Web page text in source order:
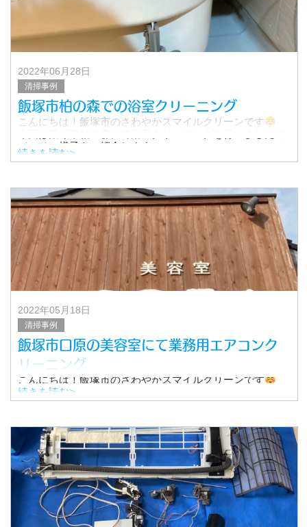
2022年06月28日
清掃事例
飯塚市柏の森での浴室クリーニング
こんにちは！飯塚市のさわやかスマイルクリーンです
で、その様子をご紹介します。
続きを読む>
2022年05月18日
清掃事例
飯塚市口原の美容室にて業務用エアコンク
リーニング
こんにちは！飯塚市のさわやかスマイルクリーンです
今回は飯塚市口原の「美容室CREA」様にて、業務用エア
コンのクリーニングを行いました。
「美容室
続きを読む>